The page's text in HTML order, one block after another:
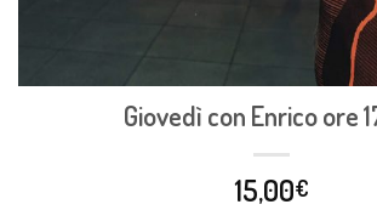
Giovedì con Enrico ore
15,00€